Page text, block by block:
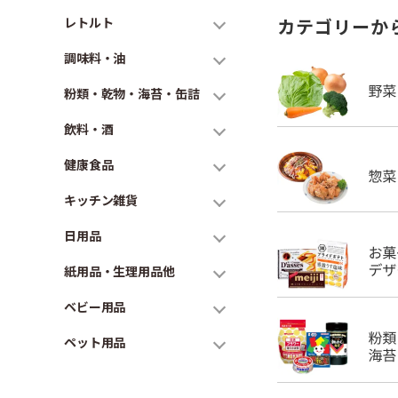
レトルト
調味料・油
粉類・乾物・海苔・缶詰
飲料・酒
健康食品
キッチン雑貨
日用品
紙用品・生理用品他
ベビー用品
ペット用品
カテゴリーか